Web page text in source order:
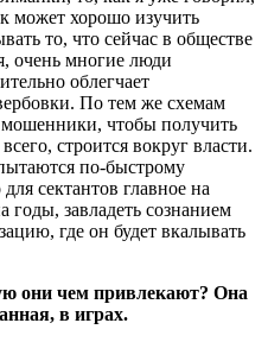
может хорошо изучить
то, что сейчас в обществе
очень многие люди
облегчает
По тем же схемам
чтобы получить
строится вокруг власти.
по-быстрому
сектантов главное на
годы, завладеть сознанием
где он будет вкалывать
они чем привлекают? Она
в играх.